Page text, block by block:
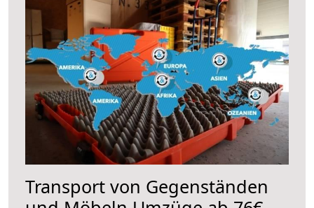
Transport von Gegenständen